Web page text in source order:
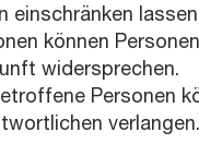
einschränken
können
widersprechen.
Personen
verlangen.